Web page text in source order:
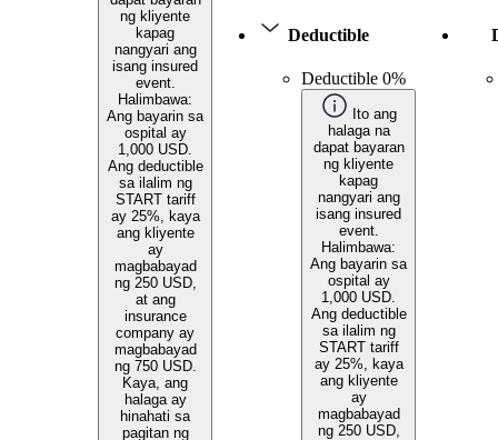
ng kliyente
kapag
nangyari ang
isang insured
event.
Halimbawa:
Ang bayarin sa
ospital ay
1,000 USD.
Ang deductible
sa ilalim ng
START tariff
ay 25%, kaya
ang kliyente
ay
magbabayad
ng 250 USD,
at ang
insurance
company ay
magbabayad
ng 750 USD.
Kaya, ang
halaga ay
hinahati sa
pagitan ng
Deductible
Deductible 0%
Ito ang
halaga na
dapat bayaran
ng kliyente
kapag
nangyari ang
isang insured
event.
Halimbawa:
Ang bayarin sa
ospital ay
1,000 USD.
Ang deductible
sa ilalim ng
START tariff
ay 25%, kaya
ang kliyente
ay
magbabayad
ng 250 USD,